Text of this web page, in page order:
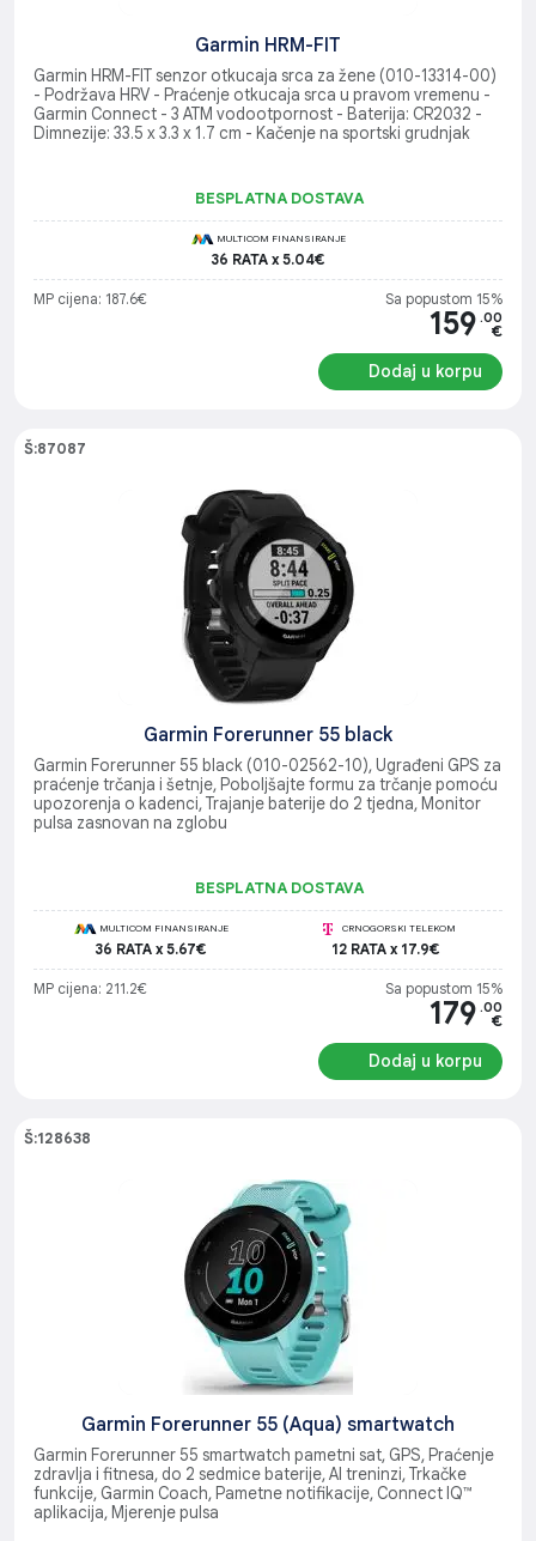
Garmin HRM-FIT
Garmin HRM-FIT senzor otkucaja srca za žene (010-13314-00)
- Podržava HRV - Praćenje otkucaja srca u pravom vremenu -
Garmin Connect - 3 ATM vodootpornost - Baterija: CR2032 -
Dimnezije: 33.5 x 3.3 x 1.7 cm - Kačenje na sportski grudnjak
BESPLATNA DOSTAVA
MULTICOM FINANSIRANJE
36 RATA x 5.04€
MP cijena: 187.6€ Sa popustom 15%
159 .00
€
Dodaj u korpu
Š:87087
Garmin Forerunner 55 black
Garmin Forerunner 55 black (010-02562-10), Ugrađeni GPS za
praćenje trčanja i šetnje, Poboljšajte formu za trčanje pomoću
upozorenja o kadenci, Trajanje baterije do 2 tjedna, Monitor
pulsa zasnovan na zglobu
BESPLATNA DOSTAVA
MULTICOM FINANSIRANJE
36 RATA x 5.67€
CRNOGORSKI TELEKOM
12 RATA x 17.9€
MP cijena: 211.2€ Sa popustom 15%
179 .00
€
Dodaj u korpu
Š:128638
Garmin Forerunner 55 (Aqua) smartwatch
Garmin Forerunner 55 smartwatch pametni sat, GPS, Praćenje
zdravlja i fitnesa, do 2 sedmice baterije, AI treninzi, Trkačke
funkcije, Garmin Coach, Pametne notifikacije, Connect IQ™
aplikacija, Mjerenje pulsa